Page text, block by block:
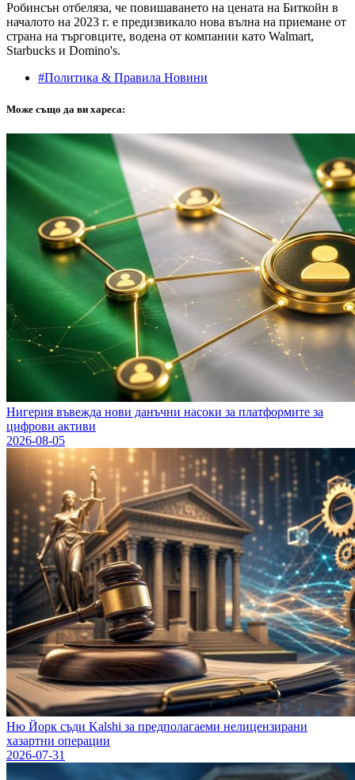
Робинсън отбеляза, че повишаването на цената на Биткойн в
началото на 2023 г. е предизвикало нова вълна на приемане от
страна на търговците, водена от компании като Walmart,
Starbucks и Domino's.
#Политика & Правила Новини
Може също да ви хареса:
Нигерия въвежда нови данъчни насоки за платформите за
цифрови активи
2026-08-05
Ню Йорк съди Kalshi за предполагаеми нелицензирани
хазартни операции
2026-07-31